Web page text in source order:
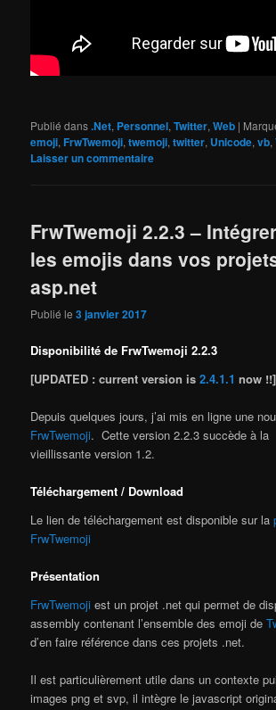
Publié dans.Net, Personnel,Twitter,Web |
emoji,FrwTwemoji,twemoji,twitter, Unicode,vb,
Laisser un commentaire
FrwTwemoji 2.2.3 – Intégrer
les emojis dans vos
asp.net
Publié le3 janvier 2017
Disponibilité de FrwTwemoji 2.2.3
[UPDATED : current version is2.4.1.1 now !!]
Depuis quelques jours, j’ai mis en ligne une
FrwTwemoji. Cette version 2.2.3 succède à la
vieillissante version 1.2.
Téléchargement / Download
Le lien de téléchargement est disponible sur la
FrwTwemoji
Présentation
FrwTwemoji est un projet .net qui permet de
assembly contenant l’ensemble des emoji de
d’en faire référence dans ces projets .net.
Il est particulièrement utile dans un contexte
images png et svp, il intègre le javascript